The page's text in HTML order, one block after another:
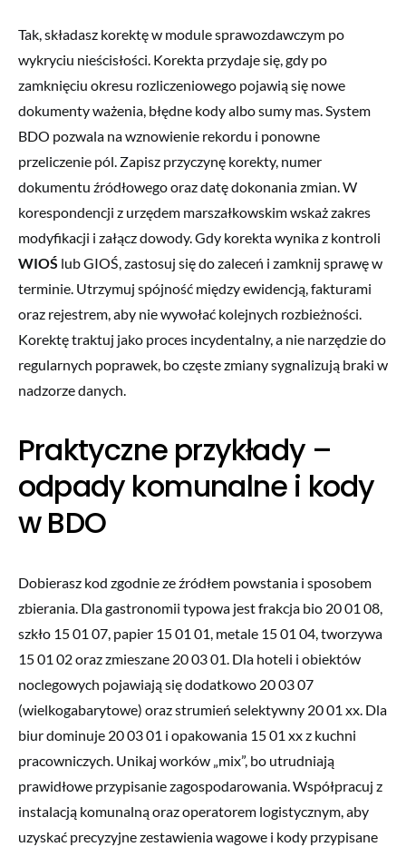
Tak, składasz korektę w module sprawozdawczym po
wykryciu nieścisłości. Korekta przydaje się, gdy po
zamknięciu okresu rozliczeniowego pojawią się nowe
dokumenty ważenia, błędne kody albo sumy mas. System
BDO pozwala na wznowienie rekordu i ponowne
przeliczenie pól. Zapisz przyczynę korekty, numer
dokumentu źródłowego oraz datę dokonania zmian. W
korespondencji z urzędem marszałkowskim wskaż zakres
modyfikacji i załącz dowody. Gdy korekta wynika z kontroli
WIOŚ lub GIOŚ, zastosuj się do zaleceń i zamknij sprawę w
terminie. Utrzymuj spójność między ewidencją, fakturami
oraz rejestrem, aby nie wywołać kolejnych rozbieżności.
Korektę traktuj jako proces incydentalny, a nie narzędzie do
regularnych poprawek, bo częste zmiany sygnalizują braki w
nadzorze danych.
Praktyczne przykłady –
odpady komunalne i kody
w BDO
Dobierasz kod zgodnie ze źródłem powstania i sposobem
zbierania. Dla gastronomii typowa jest frakcja bio 20 01 08,
szkło 15 01 07, papier 15 01 01, metale 15 01 04, tworzywa
15 01 02 oraz zmieszane 20 03 01. Dla hoteli i obiektów
noclegowych pojawiają się dodatkowo 20 03 07
(wielkogabarytowe) oraz strumień selektywny 20 01 xx. Dla
biur dominuje 20 03 01 i opakowania 15 01 xx z kuchni
pracowniczych. Unikaj worków „mix”, bo utrudniają
prawidłowe przypisanie zagospodarowania. Współpracuj z
instalacją komunalną oraz operatorem logistycznym, aby
uzyskać precyzyjne zestawienia wagowe i kody przypisane